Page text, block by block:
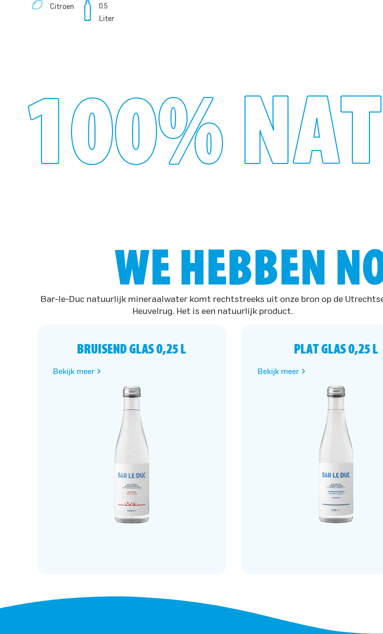
Citroen
0.5
Liter
100%
WE HEBBEN
Bar-le-Duc natuurlijk mineraalwater komt rechtstreeks uit onze bron op de
Heuvelrug. Het is een natuurlijk product.
BRUISEND GLAS 0,25 L
Bekijk meer
PLAT GLAS 0,25 L
Bekijk meer